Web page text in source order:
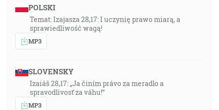
POLSKI
Temat: Izajasza 28,17: I uczynię prawo miarą, a
sprawiedliwość wagą!
MP3
SLOVENSKY
Izaiáš 28,17: „Ja činím právo za meradlo a
spravodlivosť za váhu!“
MP3